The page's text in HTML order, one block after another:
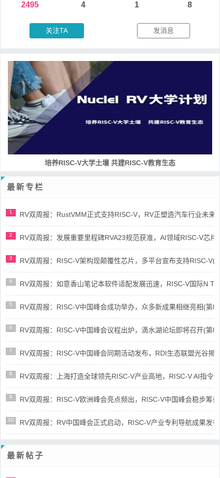
2495
4
1
8
关注TA 发消息
培养RISC-V大学土壤 共建RISC-V教育生态
最新专栏
1 RV双周报：RustVMM正式支持RISC-V，RV正塑造汽车行业未来
2 RV双周报：发展重要里程碑RVA23规范获准，AI领域RISC-V芯
3 RV双周报：RISC-V架构现颠覆性芯片，多平台宣布支持RISC-V(
4 RV双周报：如意香山笔记本软件适配发展迅速，RISC-V国际N
5 RV双周报：RISC-V中国峰会成功举办，众多新成果相继亮相(第
6 RV双周报：RISC-V中国峰会议程出炉，滴水湖论坛即将召开(第
7 RV双周报：RISC-V中国峰会同期活动发布，RDI生态联盟光谷揭
8 RV双周报：上海打造全球领先RISC-V产业高地，RISC-V AI指令
9 RV双周报：RISC-V欧洲峰会亮点频出，RISC-V中国峰会稳步筹
10 RV双周报：RV中国峰会正式启动，RISC-V产业专利导航成果发
最新帖子